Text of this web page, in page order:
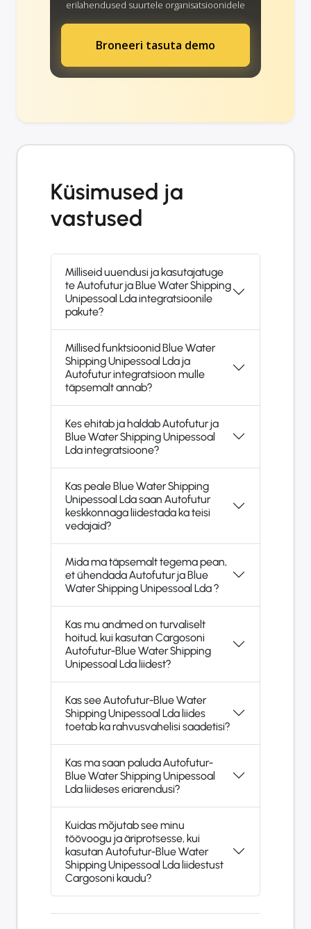
erilahendused suurtele organisatsioonidele
Broneeri tasuta demo
Küsimused ja
vastused
Milliseid uuendusi ja kasutajatuge
te Autofutur ja Blue Water Shipping
Unipessoal Lda integratsioonile
pakute?
Millised funktsioonid Blue Water
Shipping Unipessoal Lda ja
Autofutur integratsioon mulle
täpsemalt annab?
Kes ehitab ja haldab Autofutur ja
Blue Water Shipping Unipessoal
Lda integratsioone?
Kas peale Blue Water Shipping
Unipessoal Lda saan Autofutur
keskkonnaga liidestada ka teisi
vedajaid?
Mida ma täpsemalt tegema pean,
et ühendada Autofutur ja Blue
Water Shipping Unipessoal Lda ?
Kas mu andmed on turvaliselt
hoitud, kui kasutan Cargosoni
Autofutur-Blue Water Shipping
Unipessoal Lda liidest?
Kas see Autofutur-Blue Water
Shipping Unipessoal Lda liides
toetab ka rahvusvahelisi saadetisi?
Kas ma saan paluda Autofutur-
Blue Water Shipping Unipessoal
Lda liideses eriarendusi?
Kuidas mõjutab see minu
töövoogu ja äriprotsesse, kui
kasutan Autofutur-Blue Water
Shipping Unipessoal Lda liidestust
Cargosoni kaudu?